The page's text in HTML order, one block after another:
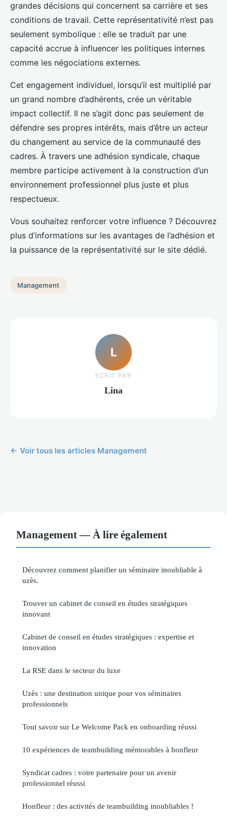
grandes décisions qui concernent sa carrière et ses
conditions de travail. Cette représentativité n’est pas
seulement symbolique : elle se traduit par une
capacité accrue à influencer les politiques internes
comme les négociations externes.
Cet engagement individuel, lorsqu’il est multiplié par
un grand nombre d’adhérents, crée un véritable
impact collectif. Il ne s’agit donc pas seulement de
défendre ses propres intérêts, mais d’être un acteur
du changement au service de la communauté des
cadres. À travers une adhésion syndicale, chaque
membre participe activement à la construction d’un
environnement professionnel plus juste et plus
respectueux.
Vous souhaitez renforcer votre influence ? Découvrez
plus d’informations sur les avantages de l’adhésion et
la puissance de la représentativité sur le site dédié.
Management
L
ECRIT PAR
Lina
← Voir tous les articles Management
Management — À lire également
Découvrez comment planifier un séminaire inoubliable à
uzès.
Trouver un cabinet de conseil en études stratégiques
innovant
Cabinet de conseil en études stratégiques : expertise et
innovation
La RSE dans le secteur du luxe
Uzès : une destination unique pour vos séminaires
professionnels
Tout savoir sur Le Welcome Pack en onboarding réussi
10 expériences de teambuilding mémorables à honfleur
Syndicat cadres : votre partenaire pour un avenir
professionnel réussi
Honfleur : des activités de teambuilding inoubliables !